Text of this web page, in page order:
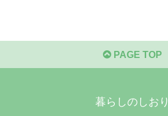
PAGE TOP
暮らしのしおり